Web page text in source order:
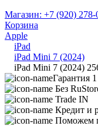
Магазин: +7 (920) 278-
Корзина
Apple
iPad
iPad Mini 7 (2024)
iPad Mini 7 (2024)
Гарантия
Без
Trade IN
Кредит и
Поможем